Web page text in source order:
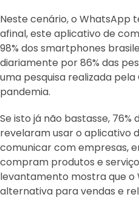
Neste cenário, o WhatsApp
afinal, este aplicativo de
98% dos smartphones
diariamente por 86% das
uma pesquisa realizada
pandemia.
Se isto já não bastasse, 76%
revelaram usar o aplicativo
comunicar com empresas,
compram produtos e
levantamento mostra que o
alternativa para vendas e